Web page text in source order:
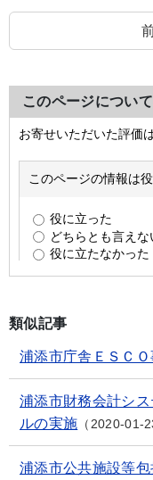
このページについ
類似記事
浦添市庁舎ＥＳＣ
浦添市財務会計シ
ルの実施
2020-01-
浦添市公共施設等